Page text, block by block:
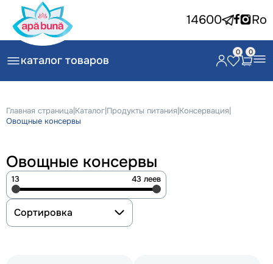
14600 Ro
каталог товаров
0 0
Главная страница|Каталог|Продукты питания|Консервация|
Овощные консервы
Овощные консервы
13 43 леев
Сортировка